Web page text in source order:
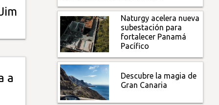
a
Naturgy acelera nueva
subestación para
fortalecer Panamá
Pacífico
Descubre la magia de
Gran Canaria